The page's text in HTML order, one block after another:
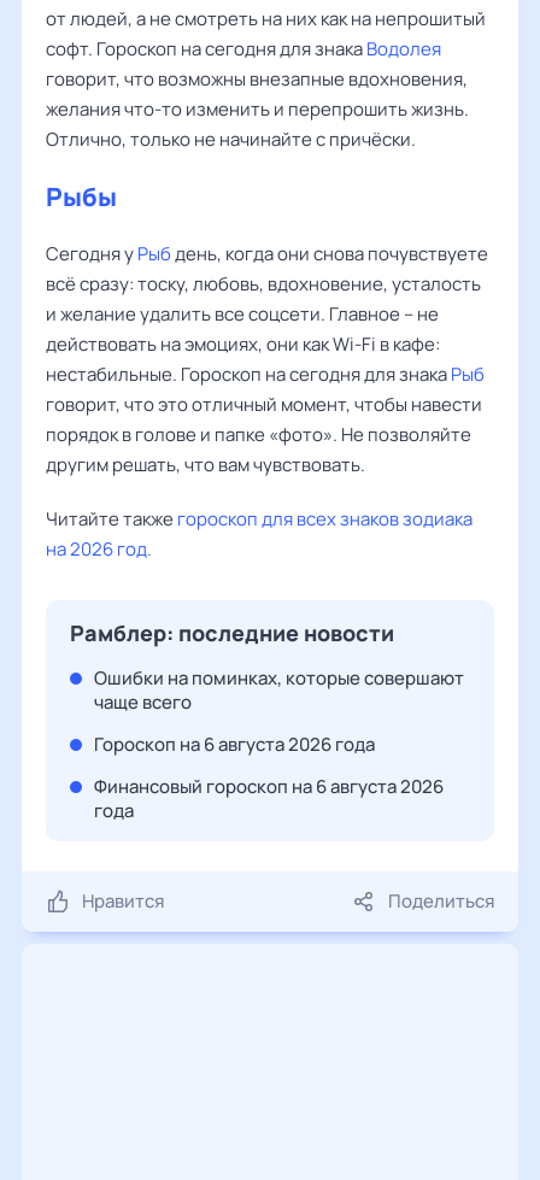
от людей, а не смотреть на них как на непрошитый
софт. Гороскоп на сегодня для знакаВодолея
говорит, что возможны внезапные вдохновения,
желания что-то изменить и перепрошить жизнь.
Отлично, только не начинайте с причёски.
Рыбы
Сегодня уРыбдень, когда они снова почувствуете
всё сразу: тоску, любовь, вдохновение, усталость
и желание удалить все соцсети. Главное – не
действовать на эмоциях, они как Wi-Fi в кафе:
нестабильные. Гороскоп на сегодня для знакаРыб
говорит, что это отличный момент, чтобы навести
порядок в голове и папке «фото». Не позволяйте
другим решать, что вам чувствовать.
Читайте также гороскоп для всех знаков зодиака
на 2026 год.
Рамблер: последние новости
Ошибки на поминках, которые совершают
чаще всего
Гороскоп на 6 августа 2026 года
Финансовый гороскоп на 6 августа 2026
года
Нравится Поделиться